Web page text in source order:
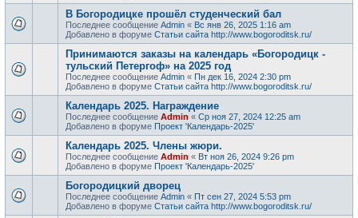
В Богородицке прошёл студенческий бал
Последнее сообщение Admin « Вс янв 26, 2025 1:16 am
Добавлено в форуме Статьи сайта http://www.bogoroditsk.ru/
Принимаются заказы на календарь «Богородицк -
тульский Петергоф» на 2025 год
Последнее сообщение Admin « Пн дек 16, 2024 2:30 pm
Добавлено в форуме Статьи сайта http://www.bogoroditsk.ru/
Календарь 2025. Награждение
Последнее сообщение Admin « Ср ноя 27, 2024 12:25 am
Добавлено в форуме Проект 'Календарь-2025'
Календарь 2025. Члены жюри.
Последнее сообщение Admin « Вт ноя 26, 2024 9:26 pm
Добавлено в форуме Проект 'Календарь-2025'
Богородицкий дворец
Последнее сообщение Admin « Пт сен 27, 2024 5:53 pm
Добавлено в форуме Статьи сайта http://www.bogoroditsk.ru/